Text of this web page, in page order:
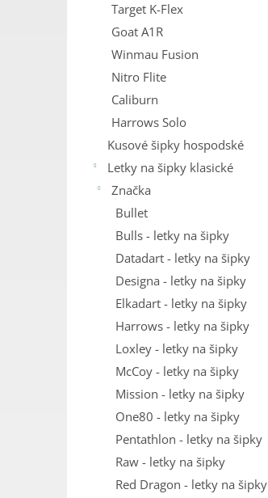
Target K-Flex
Goat A1R
Winmau Fusion
Nitro Flite
Caliburn
Harrows Solo
Kusové šipky hospodské
Letky na šipky klasické
Značka
Bullet
Bulls - letky na šipky
Datadart - letky na šipky
Designa - letky na šipky
Elkadart - letky na šipky
Harrows - letky na šipky
Loxley - letky na šipky
McCoy - letky na šipky
Mission - letky na šipky
One80 - letky na šipky
Pentathlon - letky na šipky
Raw - letky na šipky
Red Dragon - letky na šipky